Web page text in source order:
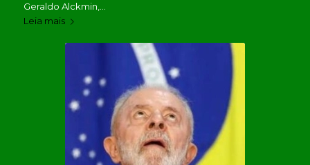
Geraldo Alckmin,…
Leia mais